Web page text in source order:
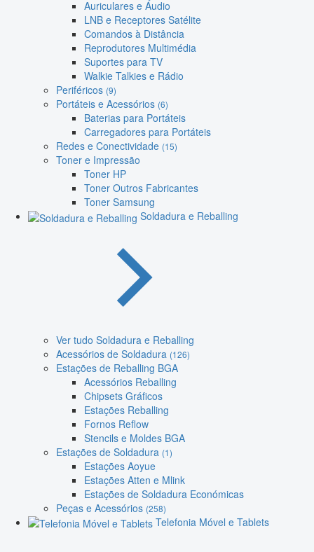
Auriculares e Áudio
LNB e Receptores Satélite
Comandos à Distância
Reprodutores Multimédia
Suportes para TV
Walkie Talkies e Rádio
Periféricos (9)
Portáteis e Acessórios (6)
Baterias para Portáteis
Carregadores para Portáteis
Redes e Conectividade (15)
Toner e Impressão
Toner HP
Toner Outros Fabricantes
Toner Samsung
Soldadura e Reballing
Ver tudo Soldadura e Reballing
Acessórios de Soldadura (126)
Estações de Reballing BGA
Acessórios Reballing
Chipsets Gráficos
Estações Reballing
Fornos Reflow
Stencils e Moldes BGA
Estações de Soldadura (1)
Estações Aoyue
Estações Atten e Mlink
Estações de Soldadura Económicas
Peças e Acessórios (258)
Telefonia Móvel e Tablets